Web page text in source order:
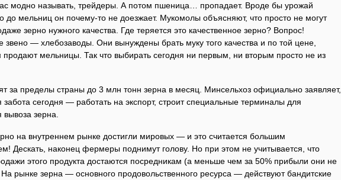
модно называть, трейдеры. А потом пшеница… пропадает. Вроде бы урожай
до мельниц он почему-то не доезжает. Мукомолы объясняют, что просто не могут
зерно нужного качества. Где теряется это качественное зерно? Вопрос!
— хлебозаводы. Они вынуждены брать муку того качества и по той цене,
продают мельницы. Так что выбирать сегодня ни первым, ни вторым просто не из
за пределы страны до 3 млн тонн зерна в месяц. Минсельхоз официально заявляет,
забота сегодня — работать на экспорт, строит специальные терминалы для
вывоза зерна.
на внутреннем рынке достигли мировых — и это считается большим
Дескать, наконец фермеры поднимут голову. Но при этом не учитывается, что
этого продукта достаются посредникам (а меньше чем за 50% прибыли они не
рынке зерна — основного продовольственного ресурса — действуют бандитские